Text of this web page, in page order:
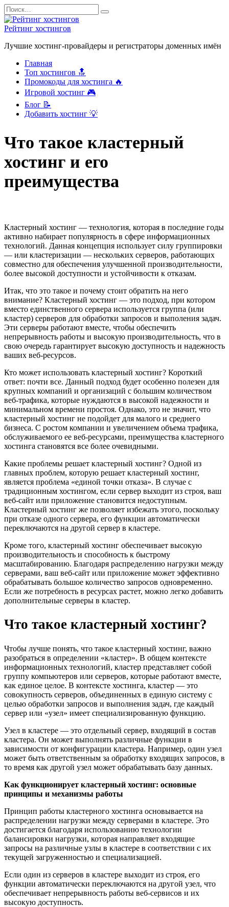
Перейти
к
содержанию
Search
for:
Рейтинг хостингов
Лучшие хостинг-провайдеры и регистраторы доменных имён
Главная
Топ хостингов 🔝
Промокоды для хостинга 🔥
Игровой хостинг 🎮
Блог 📝
Добавить хостинг 💡
Что такое кластерный
хостинг и его
преимущества
Кластерный хостинг — технология, которая в последние годы
активно набирает популярность в сфере информационных
технологий. Данная концепция использует силу группировки
— или кластеризации — нескольких серверов, работающих
совместно для обеспечения улучшенной производительности,
более высокой доступности и устойчивости к отказам.
Итак, что это такое и почему стоит обратить на него
внимание? Кластерный хостинг — это подход, при котором
вместо единственного сервера используется группа (или
кластер) серверов для обработки запросов и выполения задач.
Эти серверы работают вместе, чтобы обеспечить
непрерывность работы и высокую производительность, что в
свою очередь гарантирует высокую доступность и надежность
ваших веб-ресурсов.
Кто может использовать кластерный хостинг? Короткий
ответ: почти все. Данный подход будет особенно полезен для
крупных компаний и организаций с большим количеством
веб-трафика, которые нуждаются в высокой надежности и
минимальном времени простоя. Однако, это не значит, что
кластерный хостинг не подойдет для малого и среднего
бизнеса. С ростом компании и увеличением объема трафика,
обслуживаемого ее веб-ресурсами, преимущества кластерного
хостинга становятся все более очевидными.
Какие проблемы решает кластерный хостинг? Одной из
главных проблем, которую решает кластерный хостинг,
является проблема «единой точки отказа». В случае с
традиционным хостингом, если сервер выходит из строя, ваш
веб-сайт или приложение становится недоступным.
Кластерный хостинг же позволяет избежать этого, поскольку
при отказе одного сервера, его функции автоматически
переключаются на другой сервер в кластере.
Кроме того, кластерный хостинг обеспечивает высокую
производительность и способность к быстрому
масштабированию. Благодаря распределению нагрузки между
серверами, ваш веб-сайт или приложение может эффективно
обрабатывать большое количество запросов одновременно.
Если же потребность в ресурсах растет, можно легко добавить
дополнительные серверы в кластер.
Что такое кластерный хостинг?
Чтобы лучше понять, что такое кластерный хостинг, важно
разобраться в определении «кластер». В общем контексте
информационных технологий, кластер представляет собой
группу компьютеров или серверов, которые работают вместе,
как единое целое. В контексте хостинга, кластер — это
совокупность серверов, объединенных в единую систему с
целью обработки запросов и выполнения задач, где каждый
сервер или «узел» имеет специализированную функцию.
Узел в кластере — это отдельный сервер, входящий в состав
кластера. Он может выполнять различные функции в
зависимости от конфигурации кластера. Например, один узел
может быть ответственным за обработку входящих запросов, в
то время как другой узел может обрабатывать базу данных.
Как функционирует кластерный хостинг: основные
принципы и механизмы работы
Принцип работы кластерного хостинга основывается на
распределении нагрузки между серверами в кластере. Это
достигается благодаря использованию технологии
балансировки нагрузки, которая направляет входящие
запросы на различные узлы в кластере в соответствии с их
текущей загруженностью и специализацией.
Если один из серверов в кластере выходит из строя, его
функции автоматически переключаются на другой узел, что
обеспечивает непрерывность работы веб-сервисов и их
высокую доступность.